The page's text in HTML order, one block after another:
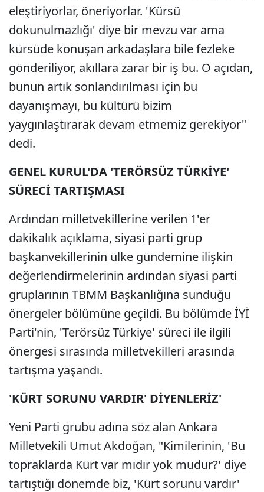
eleştiriyorlar, öneriyorlar. 'Kürsü
dokunulmazlığı' diye bir mevzu var ama
kürsüde konuşan arkadaşlara bile fezleke
gönderiliyor, akıllara zarar bir iş bu. O açıdan,
bunun artık sonlandırılması için bu
dayanışmayı, bu kültürü bizim
yaygınlaştırarak devam etmemiz gerekiyor"
dedi.
GENEL KURUL'DA 'TERÖRSÜZ TÜRKİYE'
SÜRECİ TARTIŞMASI
Ardından milletvekillerine verilen 1'er
dakikalık açıklama, siyasi parti grup
başkanvekillerinin ülke gündemine ilişkin
değerlendirmelerinin ardından siyasi parti
gruplarının TBMM Başkanlığına sunduğu
önergeler bölümüne geçildi. Bu bölümde İYİ
Parti'nin, 'Terörsüz Türkiye' süreci ile ilgili
önergesi sırasında milletvekilleri arasında
tartışma yaşandı.
'KÜRT SORUNU VARDIR' DİYENLERİZ'
Yeni Parti grubu adına söz alan Ankara
Milletvekili Umut Akdoğan, "Kimilerinin, 'Bu
topraklarda Kürt var mıdır yok mudur?' diye
tartıştığı dönemde biz, 'Kürt sorunu vardır'